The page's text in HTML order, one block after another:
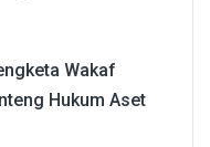
Wakaf
Hukum Aset